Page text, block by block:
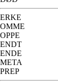
ERKE
OMME
OPPE
ENDT
ENDE
META
PREP